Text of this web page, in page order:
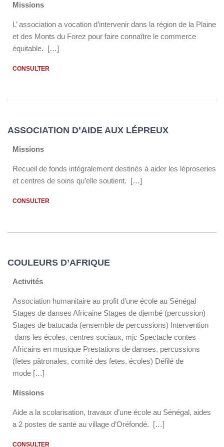
Missions
L’ association a vocation d’intervenir dans la région de la Plaine
et des Monts du Forez pour faire connaître le commerce
équitable. […]
CONSULTER
ASSOCIATION D’AIDE AUX LÉPREUX
Missions
Recueil de fonds intégralement destinés à aider les léproseries
et centres de soins qu’elle soutient. […]
CONSULTER
COULEURS D’AFRIQUE
Activités
Association humanitaire au profit d’une école au Sénégal
Stages de danses Africaine Stages de djembé (percussion)
Stages de batucada (ensemble de percussions) Intervention
dans les écoles, centres sociaux, mjc Spectacle contes
Africains en musique Prestations de danses, percussions
(fetes pâtronales, comité des fetes, écoles) Défilé de
mode […]
Missions
Aide a la scolarisation, travaux d’une école au Sénégal, aides
a 2 postes de santé au village d’Oréfondé. […]
CONSULTER